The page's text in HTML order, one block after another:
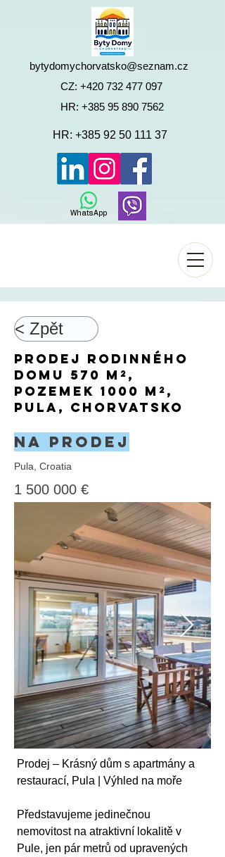
HR: +385 95 890 7562
CZ: +420 732 477 097
WhatsApp
bytydomychorvatsko@seznam.cz
HR: +385 92 50 111 37
< Zpět
Prodej rodinného
domu 570 m²,
pozemek 1000 m²,
Pula, Chorvatsko
Na prodej
Pula, Croatia
1 500 000 €
Prodej – Krásný dům s apartmány a
restaurací, Pula | Výhled na moře
Představujeme jedinečnou
nemovitost na atraktivní lokalitě v
Pule, jen pár metrů od upravených